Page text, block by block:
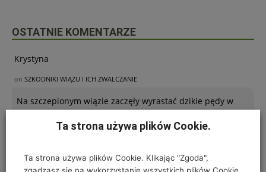
OSTATNIE KOMENTARZE
Krystyna
on SZKODNIKI WIĄZU I ICH ZWALCZANIE
Na szczepionym wiązie zaczęły wyrastać dzikie pędy w
bardzo dużej ilości. Co z nimi należy
Kinga
Ta strona używa plików Cookie.
Ta strona używa plików Cookie. Klikając "Zgoda",
zgadzasz się na wykorzystanie wszystkich plików Cookie.